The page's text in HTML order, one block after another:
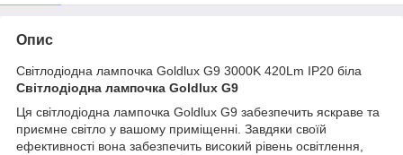
Опис
Світлодіодна лампочка Goldlux G9 3000K 420Lm IP20 біла
Світлодіодна лампочка Goldlux G9
Ця світлодіодна лампочка Goldlux G9 забезпечить яскраве та
приємне світло у вашому приміщенні. Завдяки своїй
ефективності вона забезпечить високий рівень освітлення,